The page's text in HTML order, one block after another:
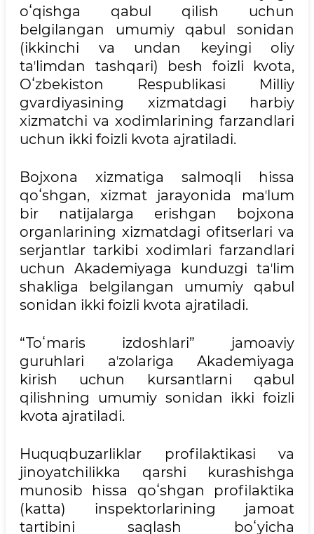
oʻqishga qabul qilish uchun
belgilangan umumiy qabul sonidan
(ikkinchi va undan keyingi oliy
taʼlimdan tashqari) besh foizli kvota,
Oʻzbekiston Respublikasi Milliy
gvardiyasining xizmatdagi harbiy
xizmatchi va xodimlarining farzandlari
uchun ikki foizli kvota ajratiladi.
Bojxona xizmatiga salmoqli hissa
qoʻshgan, xizmat jarayonida maʼlum
bir natijalarga erishgan bojxona
organlarining xizmatdagi ofitserlari va
serjantlar tarkibi xodimlari farzandlari
uchun Akademiyaga kunduzgi taʼlim
shakliga belgilangan umumiy qabul
sonidan ikki foizli kvota ajratiladi.
“Toʻmaris izdoshlari” jamoaviy
guruhlari aʼzolariga Akademiyaga
kirish uchun kursantlarni qabul
qilishning umumiy sonidan ikki foizli
kvota ajratiladi.
Huquqbuzarliklar profilaktikasi va
jinoyatchilikka qarshi kurashishga
munosib hissa qoʻshgan profilaktika
(katta) inspektorlarining jamoat
tartibini saqlash boʻyicha